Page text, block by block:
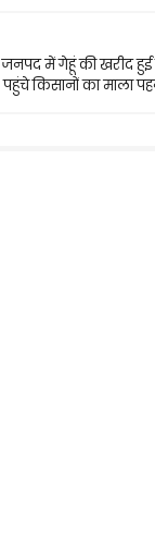
जनपद में गेहूं की खरीद हुई
पहुंचे किसानों का माला